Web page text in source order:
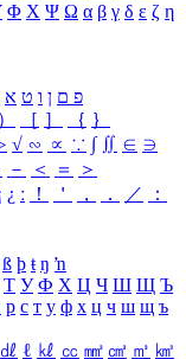
Φ Χ Ψ Ω α β γ δ ε ζ η
פ ם ן ו ט א
） ［ ］ ｛ ｝
√ ∽ ∝ ∵ ∫ ∬ ∈ ∋
－ ＜ ＝
＞
¿ ː ！ ＇ ， ． ／
：
ß þ ŧ ŋ ŉ
Т У Ф Х Ц Ч Ш Щ Ъ
р с т у ф х ц ч ш щ ъ
㎗ ℓ ㎘ ㏄ ㎣ ㎤ ㎥ ㎦